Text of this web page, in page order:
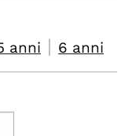
anni | 6 anni